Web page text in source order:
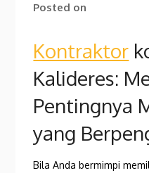
Posted on
Kontraktor
Kalideres:
Pentingnya
yang
Bila Anda bermimpi